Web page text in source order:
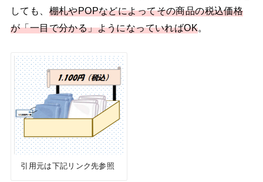
しても、 棚札やPOPなどによってその商品の税込価格
が「一目で分かる」ようになっていればOK。
引用元は下記リンク先参照